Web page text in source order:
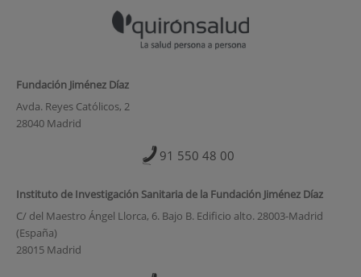
Fundación Jiménez Díaz
Avda. Reyes Católicos, 2
28040 Madrid
91 550 48 00
Instituto de Investigación Sanitaria de la Fundación Jiménez Díaz
C/ del Maestro Ángel Llorca, 6. Bajo B. Edificio alto. 28003-Madrid
(España)
28015 Madrid